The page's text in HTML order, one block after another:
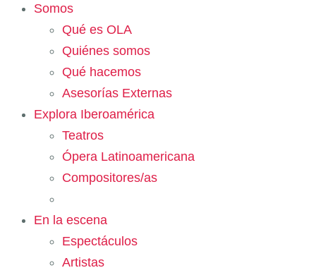
Somos
Qué es OLA
Quiénes somos
Qué hacemos
Asesorías Externas
Explora Iberoamérica
Teatros
Ópera Latinoamericana
Compositores/as
En la escena
Espectáculos
Artistas